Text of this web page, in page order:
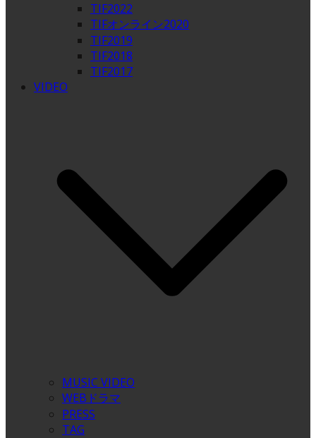
TIF2022
TIFオンライン2020
TIF2019
TIF2018
TIF2017
VIDEO
MUSIC VIDEO
WEBドラマ
PRESS
TAG